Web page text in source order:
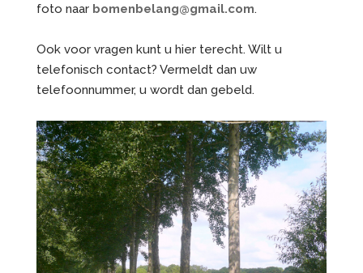
foto naar bomenbelang@gmail.com.
Ook voor vragen kunt u hier terecht. Wilt u
telefonisch contact? Vermeldt dan uw
telefoonnummer, u wordt dan gebeld.